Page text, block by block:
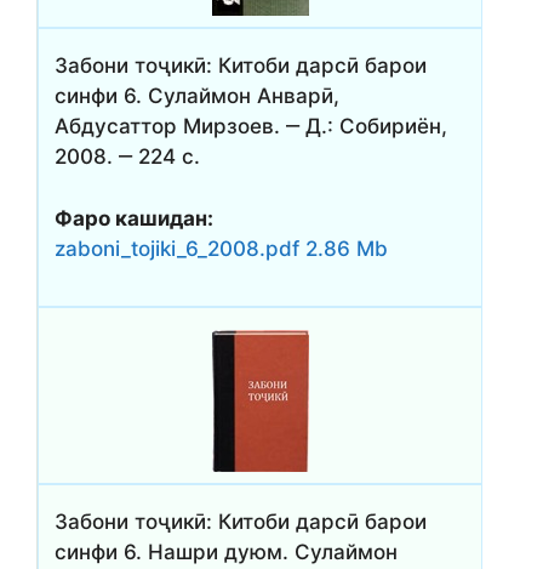
Забони тоҷикӣ: Китоби дарсӣ барои
синфи 6. Сулаймон Анварӣ,
Абдусаттор Мирзоев. ‒ Д.: Собириён,
2008. ‒ 224 с.
Фаро кашидан:
zaboni_tojiki_6_2008.pdf 2.86 Mb
Забони тоҷикӣ: Китоби дарсӣ барои
синфи 6. Нашри дуюм. Сулаймон